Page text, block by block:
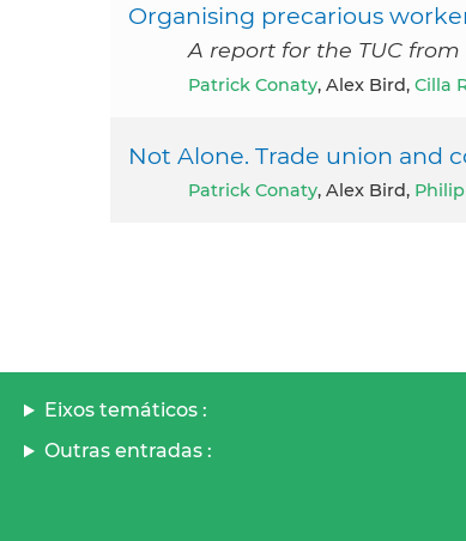
Organising precarious
A report for the TUC
Patrick Conaty, Alex Bird, Cilla
Not Alone. Trade union and
Patrick Conaty, Alex Bird, Philip
Eixos temáticos :
Outras entradas :